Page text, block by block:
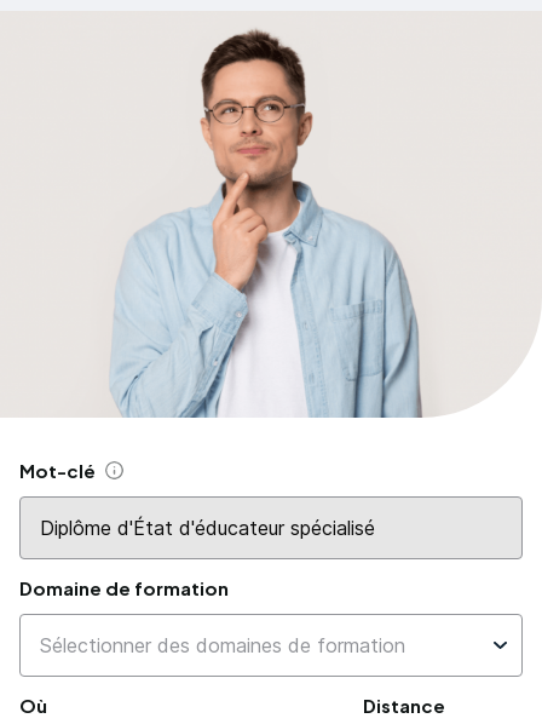
Mot-clé Aide
Domaine de formation
Où Distance